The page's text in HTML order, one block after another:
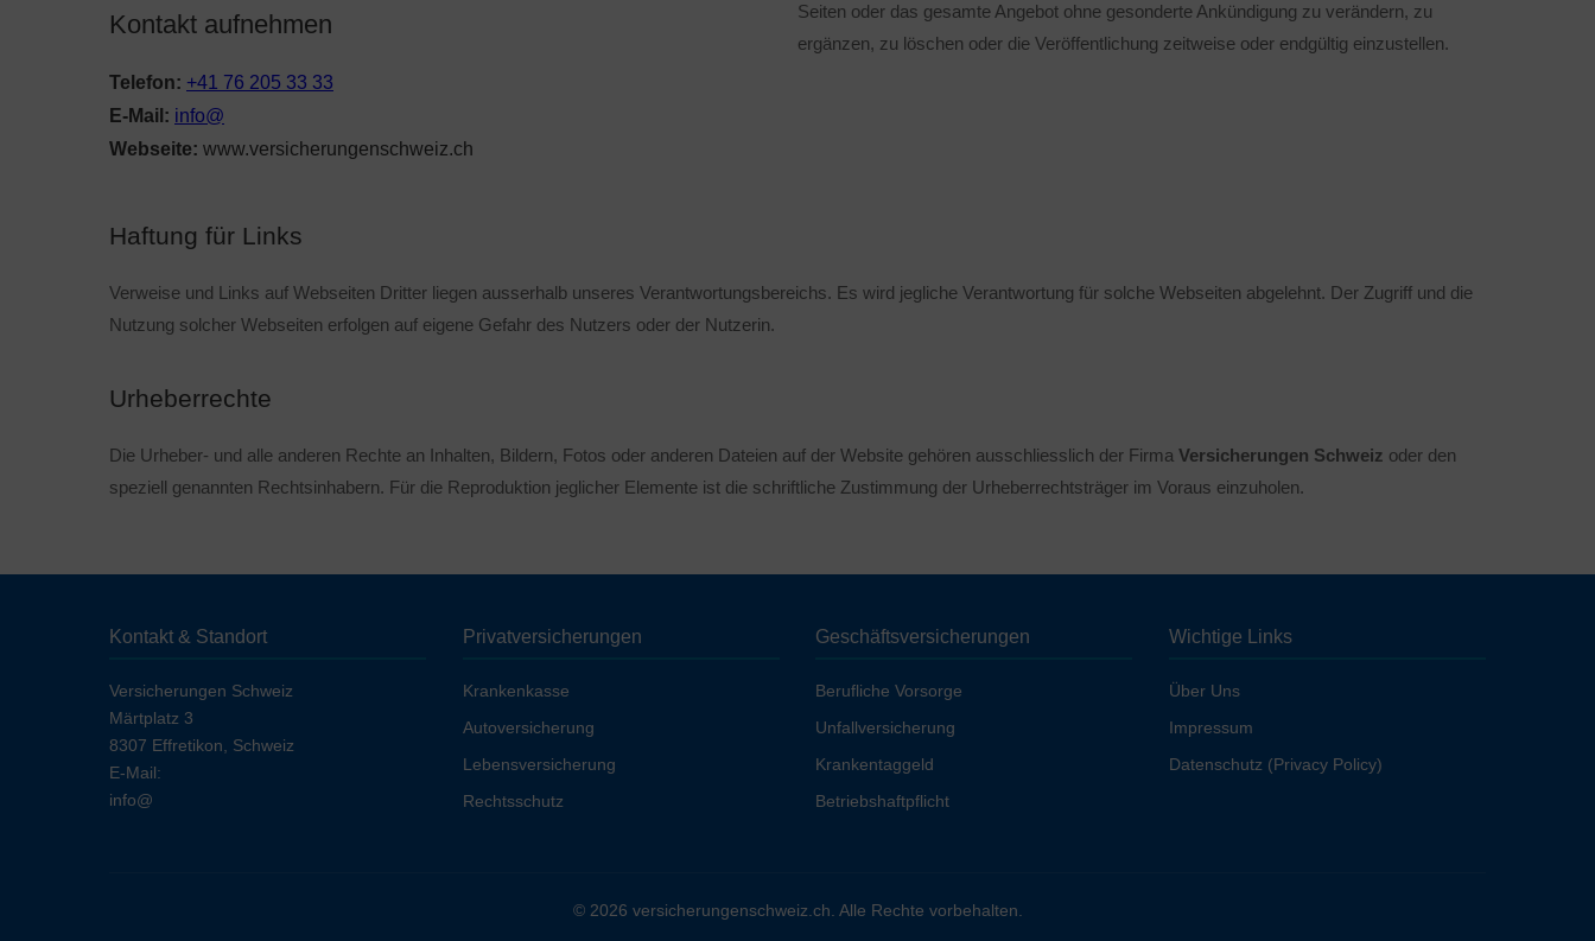
Kontakt aufnehmen
Telefon: +41 76 205 33 33
E-Mail: info@
Webseite: www.versicherungenschweiz.ch
Seiten oder das gesamte Angebot ohne gesonderte Ankündigung zu verändern, zu
ergänzen, zu löschen oder die Veröffentlichung zeitweise oder endgültig einzustellen.
Haftung für Links
Verweise und Links auf Webseiten Dritter liegen ausserhalb unseres Verantwortungsbereichs. Es wird jegliche Verantwortung für solche Webseiten abgelehnt. Der Zugriff und die
Nutzung solcher Webseiten erfolgen auf eigene Gefahr des Nutzers oder der Nutzerin.
Urheberrechte
Die Urheber- und alle anderen Rechte an Inhalten, Bildern, Fotos oder anderen Dateien auf der Website gehören ausschliesslich der Firma Versicherungen Schweiz oder den
speziell genannten Rechtsinhabern. Für die Reproduktion jeglicher Elemente ist die schriftliche Zustimmung der Urheberrechtsträger im Voraus einzuholen.
Kontakt & Standort
Versicherungen Schweiz
Märtplatz 3
8307 Effretikon, Schweiz
E-Mail:
info@
Privatversicherungen
Krankenkasse
Autoversicherung
Lebensversicherung
Rechtsschutz
Geschäftsversicherungen
Berufliche Vorsorge
Unfallversicherung
Krankentaggeld
Betriebshaftpflicht
Wichtige Links
Über Uns
Impressum
Datenschutz (Privacy Policy)
© 2026 versicherungenschweiz.ch. Alle Rechte vorbehalten.